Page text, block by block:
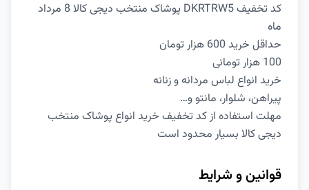
کد تخفیف DKRTRW5 پوشاک منتخب دیجی کالا 8 مرداد
ماه
حداقل خرید 600 هزار تومان
100 هزار تومانی
خرید انواع لباس مردانه و زنانه
پیراهن، شلوار، مانتو و…
مهلت استفاده از کد تخفیف خرید انواع پوشاک منتخب
دیجی کالا بسیار محدود است
قوانین و شرایط